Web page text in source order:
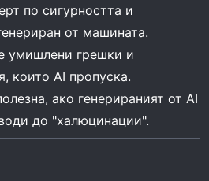
по сигурността и
от машината.
умишлени грешки и
които AI пропуска.
ако генерираният от AI
до "халюцинации".